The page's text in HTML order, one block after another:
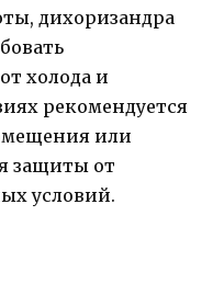
дихоризандра
холода и
рекомендуется
или
защиты от
условий.